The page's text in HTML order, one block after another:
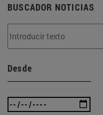
BUSCADOR NOTICIAS
Desde